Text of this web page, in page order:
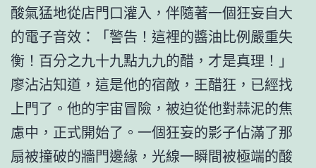
酸氣猛地從店門口灌入，伴隨著一個狂妄自大
的電子音效：「警告！這裡的醬油比例嚴重失
衡！百分之九十九點九九的醋，才是真理！」
廖沾沾知道，這是他的宿敵，王醋狂，已經找
上門了。他的宇宙冒險，被迫從他對蒜泥的焦
慮中，正式開始了。一個狂妄的影子佔滿了那
扇被撞破的牆門邊緣，光線一瞬間被極端的酸